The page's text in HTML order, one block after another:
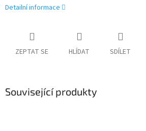
Detailní informace
ZEPTAT SE HLÍDAT SDÍLET
Související produkty